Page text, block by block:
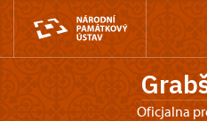
Oficjalna